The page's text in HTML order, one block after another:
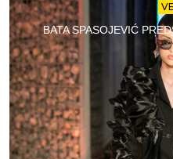
BATA SPASOJEVIĆ